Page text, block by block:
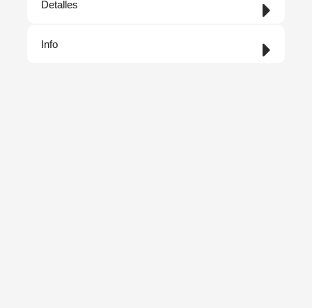
Detalles
Info